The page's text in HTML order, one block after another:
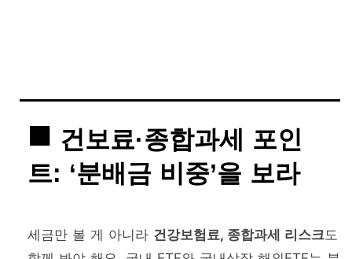
건보료·종합과세 포인
트: ‘분배금 비중’을 보라
세금만 볼 게 아니라 건강보험료, 종합과세 리스크도